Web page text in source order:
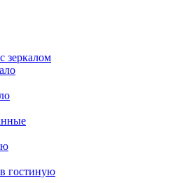
зеркалом
гостиную